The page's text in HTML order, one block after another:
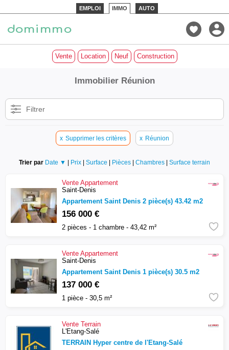
EMPLOI IMMO AUTO
Vente Location Neuf Construction
Immobilier Réunion
Filtrer
x Supprimer les critères x Réunion
Trier par Date ▼ | Prix | Surface | Pièces | Chambres | Surface terrain
Vente Appartement
Saint-Denis
Appartement Saint Denis 2 pièce(s) 43.42 m2
156 000 €
2 pièces - 1 chambre - 43,42 m²
Vente Appartement
Saint-Denis
Appartement Saint Denis 1 pièce(s) 30.5 m2
137 000 €
1 pièce - 30,5 m²
Vente Terrain
L'Etang-Salé
TERRAIN Hyper centre de l'Etang-Salé